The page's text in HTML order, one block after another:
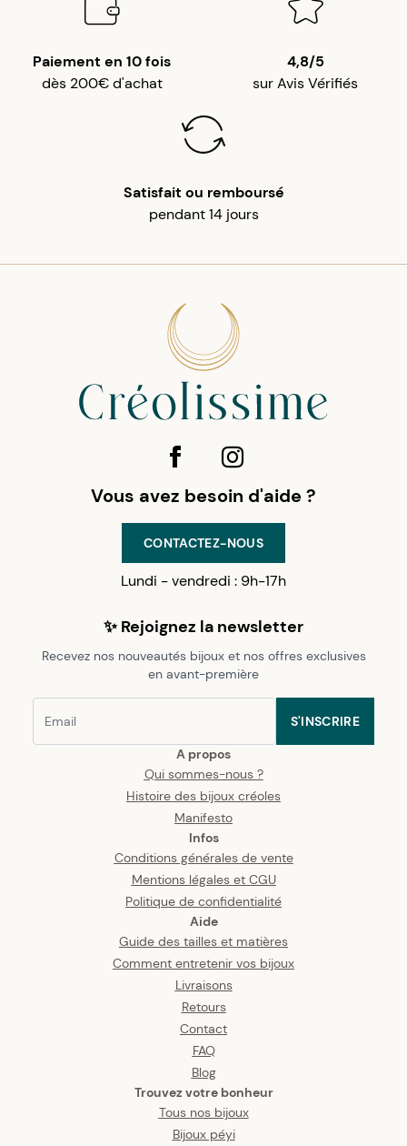
Paiement en 10 fois
dès 200€ d'achat
4,8/5
sur Avis Vérifiés
Satisfait ou remboursé
pendant 14 jours
A propos
Qui sommes-nous ?
Histoire des bijoux créoles
Manifesto
Infos
Conditions générales de vente
Mentions légales et CGU
Politique de confidentialité
Aide
Guide des tailles et matières
Comment entretenir vos bijoux
Livraisons
Retours
Contact
FAQ
Blog
Trouvez votre bonheur
Tous nos bijoux
Bijoux péyi
Vous avez besoin d'aide ?
CONTACTEZ-NOUS
Lundi - vendredi : 9h-17h
✨ Rejoignez la newsletter
Recevez nos nouveautés bijoux et nos offres exclusives
en avant-première
S'INSCRIRE